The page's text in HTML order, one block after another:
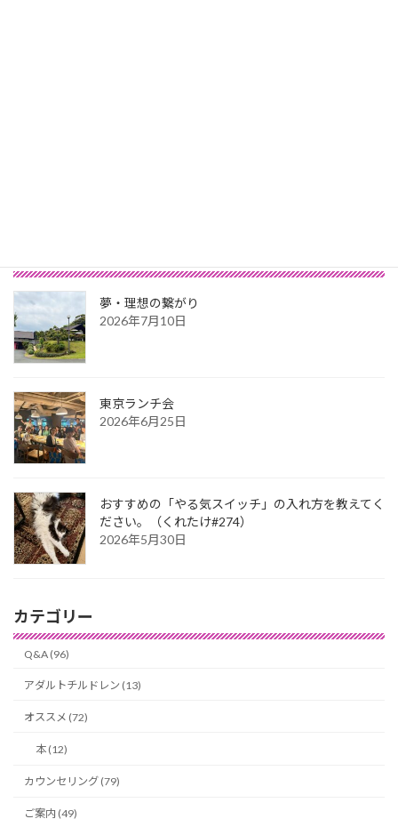
夢・理想の繋がり
2026年7月10日
東京ランチ会
2026年6月25日
おすすめの「やる気スイッチ」の入れ方を教えてく
ださい。（くれたけ#274）
2026年5月30日
カテゴリー
Q&A (96)
アダルトチルドレン (13)
オススメ (72)
本 (12)
カウンセリング (79)
ご案内 (49)